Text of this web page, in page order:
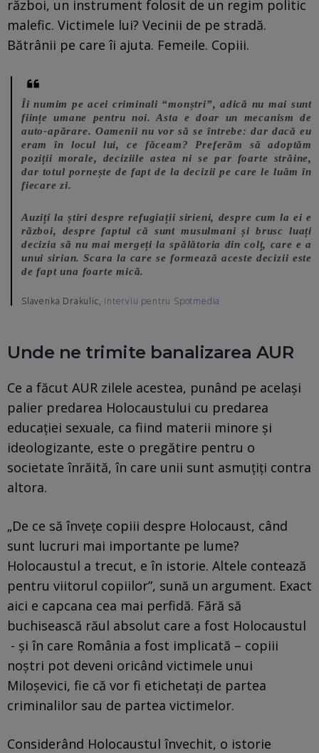
război, un instrument folosit de un regim politic
malefic. Victimele lui? Vecinii de pe stradă.
Bătrânii pe care îi ajuta. Femeile. Copiii.
Îi numim pe acei criminali “monștri”, adică nu mai sunt
ființe umane pentru noi. Asta e doar un mecanism de
auto-apărare. Oamenii nu vor să se întrebe: dar dacă eu
eram în locul lui, ce făceam? Preferăm să adoptăm
poziții morale, deciziile astea ni se par foarte străine,
dar totul pornește de fapt de la decizii pe care le luăm în
fiecare zi.
Auziți la știri despre refugiații sirieni, despre cum la ei e
război, despre faptul că sunt musulmani și brusc luați
decizia să nu mai mergeți la spălătoria din colț, care e a
unui sirian. Scara la care se formează aceste decizii este
de fapt una foarte mică.
Slavenka Drakulic, interviu pentru Spotmedia
Unde ne trimite banalizarea AUR
Ce a făcut AUR zilele acestea, punând pe același
palier predarea Holocaustului cu predarea
educației sexuale, ca fiind materii minore și
ideologizante, este o pregătire pentru o
societate înrăită, în care unii sunt asmuțiți contra
altora.
„De ce să învețe copiii despre Holocaust, când
sunt lucruri mai importante pe lume?
Holocaustul a trecut, e în istorie. Altele contează
pentru viitorul copiilor”, sună un argument. Exact
aici e capcana cea mai perfidă. Fără să
buchisească răul absolut care a fost Holocaustul
- și în care România a fost implicată – copiii
noștri pot deveni oricând victimele unui
Miloșevici, fie că vor fi etichetați de partea
criminalilor sau de partea victimelor.
Considerând Holocaustul învechit, o istorie